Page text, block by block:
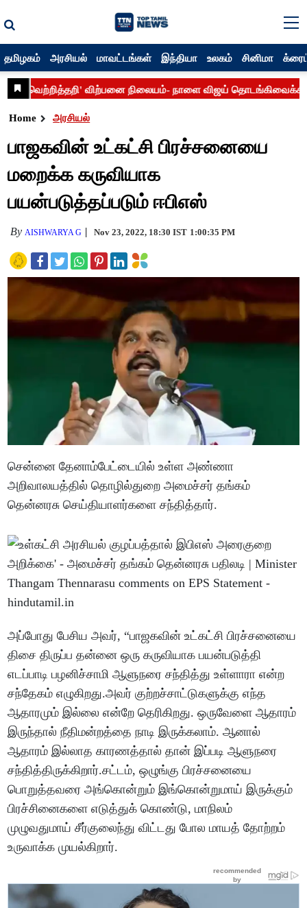
தமிழகம் அரசியல் மாவட்டங்கள் இந்தியா உலகம் சினிமா
Home அரசியல்
பாஜகவின் உட்கட்சி பிரச்சனையை
மறைக்க கருவியாக
பயன்படுத்தப்படும் ஈபிஎஸ்
By AISHWARYA G Nov 23, 2022, 18:30 IST 1:00:35 PM
சென்னை தேனாம்பேட்டையில் உள்ள அண்ணா
அறிவாலயத்தில் தொழில்துறை அமைச்சர் தங்கம்
தென்னரசு செய்தியாளர்களை சந்தித்தார்.
அப்போது பேசிய அவர், “பாஜகவின் உட்கட்சி பிரச்சனையை
திசை திருப்ப தன்னை ஒரு கருவியாக பயன்படுத்தி
எடப்பாடி பழனிச்சாமி ஆளுநரை சந்தித்து உள்ளாரா என்ற
சந்தேகம் எழுகிறது.அவர் குற்றச்சாட்டுகளுக்கு எந்த
ஆதாரமும் இல்லை என்றே தெரிகிறது. ஒருவேளை ஆதாரம்
இருந்தால் நீதிமன்றத்தை நாடி இருக்கலாம். ஆனால்
ஆதாரம் இல்லாத காரணத்தால் தான் இப்படி ஆளுநரை
சந்தித்திருக்கிறார்.சட்டம், ஒழுங்கு பிரச்சனையை
பொறுத்தவரை அங்கொன்றும் இங்கொன்றுமாய் இருக்கும்
பிரச்சினைகளை எடுத்துக் கொண்டு, மாநிலம்
முழுவதுமாய் சீர்குலைந்து விட்டது போல மாயத் தோற்றம்
உருவாக்க முயல்கிறார்.